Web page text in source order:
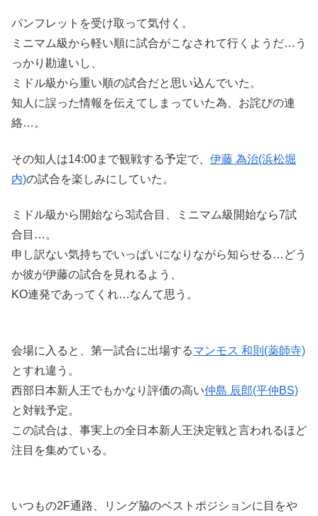
パンフレットを受け取って気付く。
ミニマム級から軽い順に試合がこなされて行くようだ…う
っかり勘違いし、
ミドル級から重い順の試合だと思い込んでいた。
知人に誤った情報を伝えてしまっていた為、お詫びの連
絡…。
その知人は14:00まで観戦する予定で、 伊藤 為治(浜松堀
内)の試合を楽しみにしていた。
ミドル級から開始なら3試合目、ミニマム級開始なら7試
合目…。
申し訳ない気持ちでいっぱいになりながら知らせる…どう
か彼が伊藤の試合を見れるよう、
KO連発であってくれ…なんて思う。
会場に入ると、第一試合に出場するマンモス 和則(薬師寺)
とすれ違う。
西部日本新人王でもかなり評価の高い仲島 辰郎(平仲BS)
と対戦予定。
この試合は、事実上の全日本新人王決定戦と言われるほど
注目を集めている。
いつもの2F通路、リング脇のベストポジションに目をや